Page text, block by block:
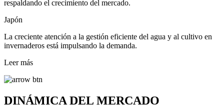
respaldando el crecimiento del mercado.
Japón
La creciente atención a la gestión eficiente del agua y al cultivo en
invernaderos está impulsando la demanda.
Leer más
DINÁMICA DEL MERCADO